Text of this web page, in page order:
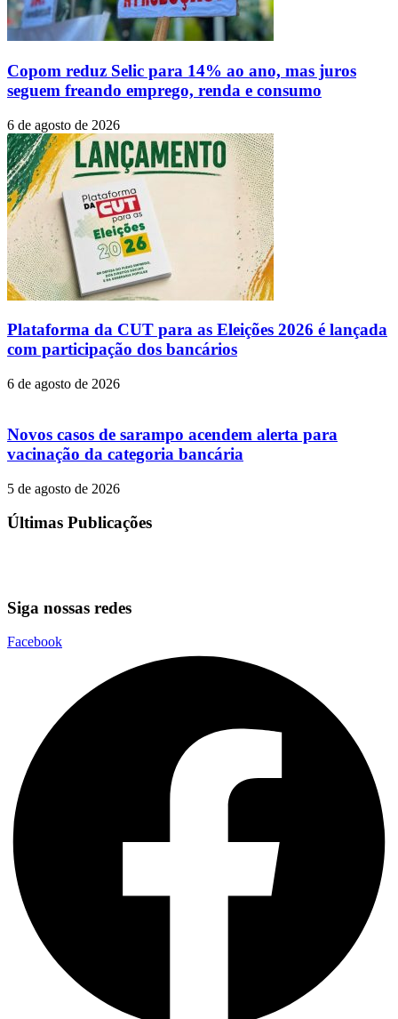
Copom reduz Selic para 14% ao ano, mas juros
seguem freando emprego, renda e consumo
6 de agosto de 2026
Plataforma da CUT para as Eleições 2026 é lançada
com participação dos bancários
6 de agosto de 2026
Novos casos de sarampo acendem alerta para
vacinação da categoria bancária
5 de agosto de 2026
Últimas Publicações
Siga nossas redes
Facebook